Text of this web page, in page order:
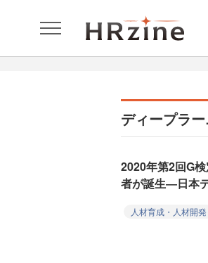
ディープラ
2020年第2回G
者が誕生―日本
人材育成・人材開発